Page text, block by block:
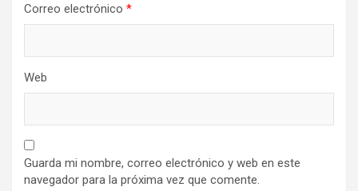
Correo electrónico *
Web
Guarda mi nombre, correo electrónico y web en este
navegador para la próxima vez que comente.